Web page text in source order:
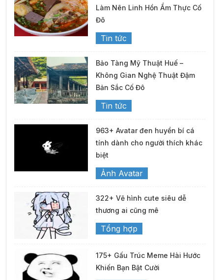
Làm Nên Linh Hồn Ẩm Thực Cố
Đô
Tin tức
Bảo Tàng Mỹ Thuật Huế –
Không Gian Nghệ Thuật Đậm
Bản Sắc Cố Đô
Tin tức
963+ Avatar đen huyền bí cá
tính dành cho người thích khác
biệt
Ảnh Avatar
322+ Vẽ hình cute siêu dễ
thương ai cũng mê
Tổng hợp
175+ Gấu Trúc Meme Hài Hước
Khiến Bạn Bật Cười